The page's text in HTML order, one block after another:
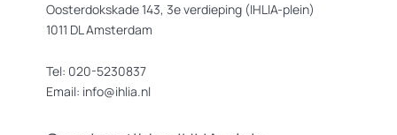
Oosterdokskade 143, 3e verdieping (IHLIA-plein)
1011 DL Amsterdam
Tel: 020-5230837
Email: info@ihlia.nl